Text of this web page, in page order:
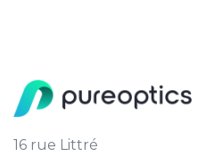
16 rue Littré